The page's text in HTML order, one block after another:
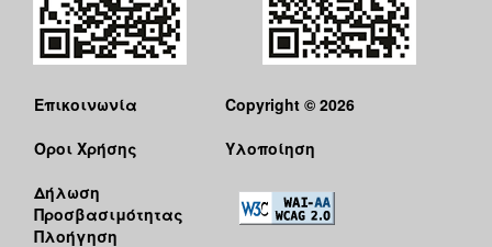
Επικοινωνία
Όροι Χρήσης
Δήλωση
Προσβασιμότητας
Πλοήγηση
Copyright © 2026
Υλοποίηση